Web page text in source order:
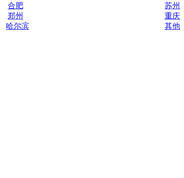
合肥
苏州
郑州
重庆
哈尔滨
其他